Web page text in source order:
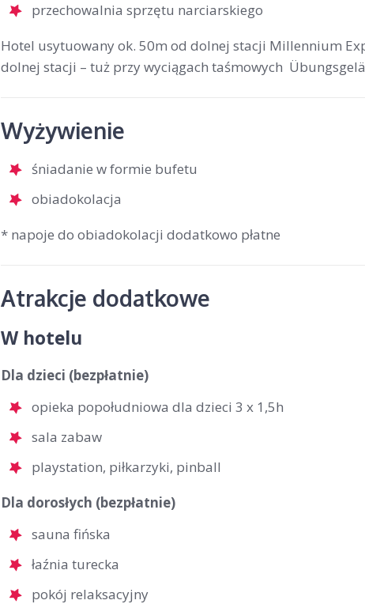
przechowalnia sprzętu narciarskiego
Hotel usytuowany ok. 50m od dolnej stacji Millennium
dolnej stacji – tuż przy wyciągach taśmowych
Wyżywienie
śniadanie w formie bufetu
obiadokolacja
* napoje do obiadokolacji dodatkowo płatne
Atrakcje dodatkowe
W hotelu
Dla dzieci (bezpłatnie)
opieka popołudniowa dla dzieci 3 x 1,5h
sala zabaw
playstation, piłkarzyki, pinball
Dla dorosłych (bezpłatnie)
sauna fińska
łaźnia turecka
pokój relaksacyjny